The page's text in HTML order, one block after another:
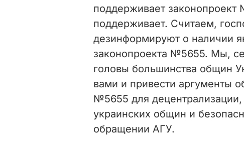
поддерживает
поддерживает. Считаем,
дезинформируют о наличии
законопроекта №5655. Мы,
головы большинства общин
вами и привести аргументы
№5655 для децентрализации,
украинских общин и
обращении АГУ.